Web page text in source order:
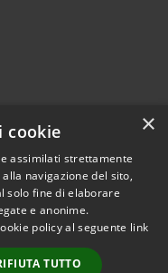
di feedback
© 2026 • Comune di
Municipium• Accesso
×
cookie
assimilati strettamente
navigazione del sito,
solo fine di elaborare
e anonime.
policy al seguente link
TUTTO